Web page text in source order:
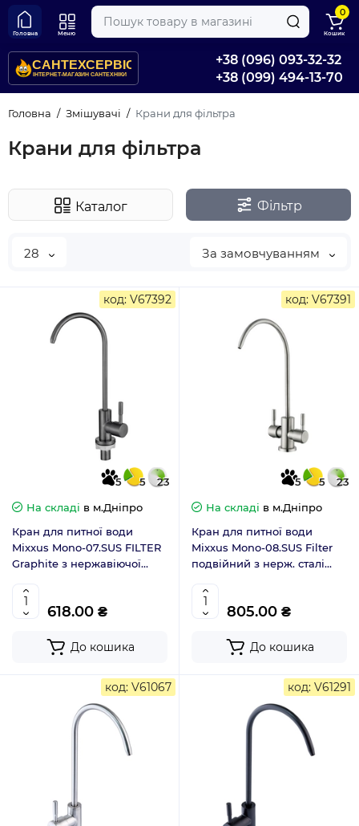
+38 (096) 093-32-32
+38 (099) 494-13-70
Головна Меню
0
Кошик
Головна Змішувачі Крани для фільтра
Крани для фільтра
Каталог Фільтр
28 За замовчуванням
код: V67392
5 5
23
На складі в м.Дніпро
Кран для питної води
Mixxus Mono-07.SUS FILTER
Graphite з нержавіючої
618.00 ₴
До кошика
код: V67391
5 5
23
На складі в м.Дніпро
Кран для питної води
Mixxus Mono-08.SUS Filter
подвійний з нерж. сталі
805.00 ₴
До кошика
код: V61067 код: V61291